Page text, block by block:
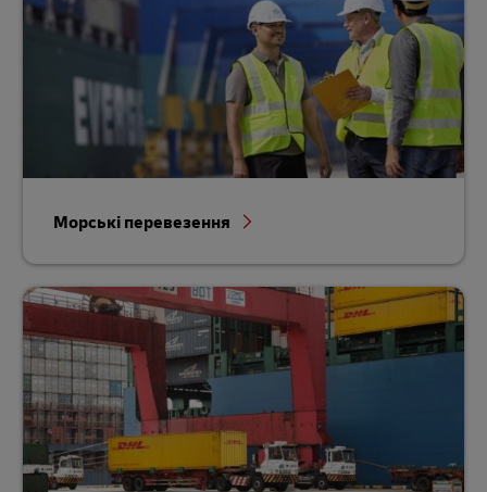
Морські перевезення